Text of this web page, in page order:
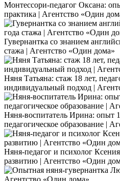
Монтессори-педагог Оксана:
практика | Агентство «Один
Гувернантка со знанием
стажа | Агентство «Один дома»
Няня Татьяна: стаж 18 лет,
индивидуальный подход |
Няня-воспитатель Ирина: опыт
педагогическое образование |
Няня-педагог и психолог
развитию | Агентство «Один